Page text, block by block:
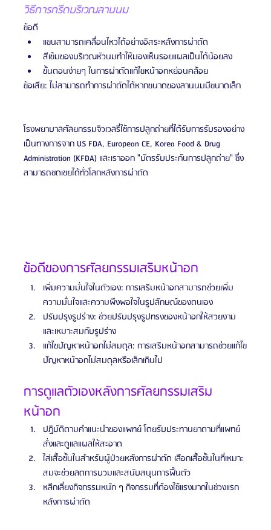
วิธีการกรีดบริเวณลานนม
ข้อดี
แขนสามารถเคลื่อนไหวได้อย่างอิสระหลังการผ่าตัด
สีเข้มของบริเวณหัวนมทำให้มองเห็นรอยแผลเป็นได้น้อยลง
ขั้นตอนง่ายๆ ในการผ่าตัดแก้ไขหน้าอกหย่อนคล้อย
ข้อเสีย: ไม่สามารถทำการผ่าตัดได้หากขนาดของลานนมมีขนาดเล็ก
โรงพยาบาลศัลยกรรมจิวเวลรี่ใช้การปลูกถ่ายที่ได้รับการรับรองอย่าง
เป็นทางการจาก US FDA, European CE, Korea Food & Drug
Administration (KFDA) และเราออก "บัตรรับประกันการปลูกถ่าย" ซึ่ง
สามารถชดเชยได้ทั่วโลกหลังการผ่าตัด
ข้อดีของการศัลยกรรมเสริมหน้าอก
เพิ่มความมั่นใจในตัวเอง: การเสริมหน้าอกสามารถช่วยเพิ่ม
ความมั่นใจและความพึงพอใจในรูปลักษณ์ของตนเอง
ปรับปรุงรูปร่าง: ช่วยปรับปรุงรูปทรงของหน้าอกให้สวยงาม
และเหมาะสมกับรูปร่าง
แก้ไขปัญหาหน้าอกไม่สมดุล: การเสริมหน้าอกสามารถช่วยแก้ไข
ปัญหาหน้าอกไม่สมดุลหรือเล็กเกินไป
การดูแลตัวเองหลังการศัลยกรรมเสริม
หน้าอก
ปฏิบัติตามคำแนะนำของแพทย์ โดยรับประทานยาตามที่แพทย์
สั่งและดูแลแผลให้สะอาด
ใส่เสื้อชั้นในสำหรับผู้ป่วยหลังการผ่าตัด เลือกเสื้อชั้นในที่เหมาะ
สมจะช่วยลดการบวมและสนับสนุนการฟื้นตัว
หลีกเลี่ยงกิจกรรมหนัก ๆ กิจกรรมที่ต้องใช้แรงมากในช่วงแรก
หลังการผ่าตัด